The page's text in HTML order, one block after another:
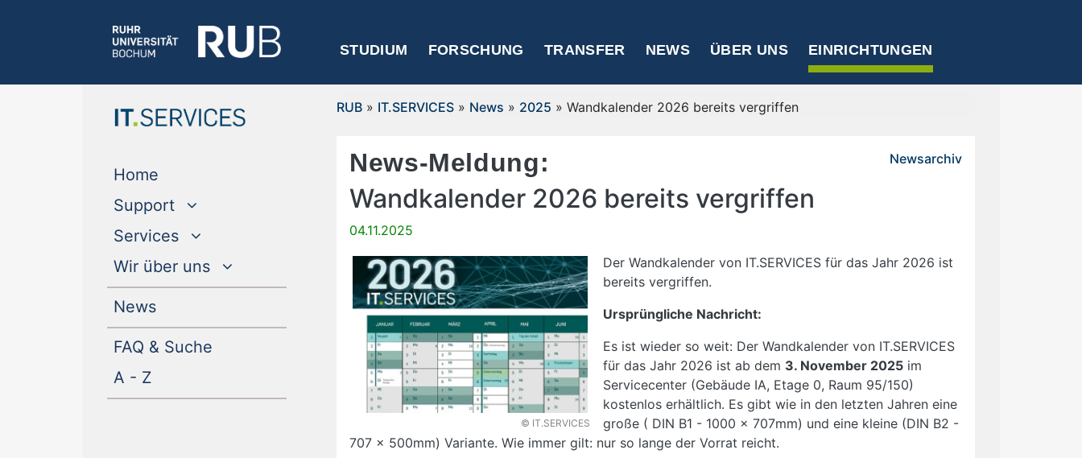
STUDIUM FORSCHUNG TRANSFER NEWS ÜBER UNS EINRICHTUNGEN
Home
Support
Services
Wir über uns
News(current)
FAQ & Suche
A - Z
RUB » IT.SERVICES » News » 2025 » Wandkalender 2026 bereits vergriffen
News-Meldung: Newsarchiv
Wandkalender 2026 bereits vergriffen
04.11.2025
© IT.SERVICES
Der Wandkalender von IT.SERVICES für das Jahr 2026 ist
bereits vergriffen.
Ursprüngliche Nachricht:
Es ist wieder so weit: Der Wandkalender von IT.SERVICES
für das Jahr 2026 ist ab dem 3. November 2025 im
Servicecenter (Gebäude IA, Etage 0, Raum 95/150)
kostenlos erhältlich. Es gibt wie in den letzten Jahren eine
große ( DIN B1 - 1000 x 707mm) und eine kleine (DIN B2 -
707 x 500mm) Variante. Wie immer gilt: nur so lange der Vorrat reicht.